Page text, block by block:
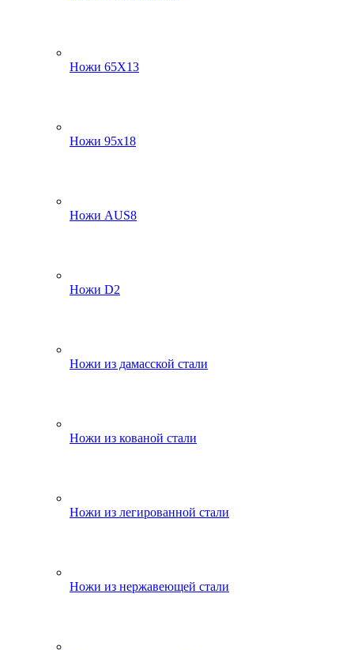
Ножи 65Х13
Ножи 95х18
Ножи AUS8
Ножи D2
Ножи из дамасской стали
Ножи из кованой стали
Ножи из легированной стали
Ножи из нержавеющей стали